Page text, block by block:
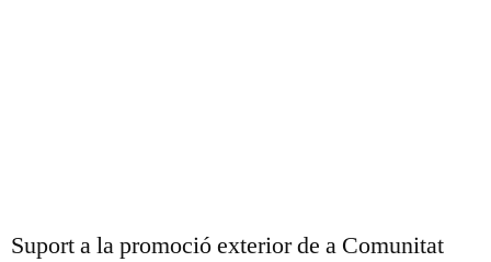
Suport a la promoció exterior de a Comunitat